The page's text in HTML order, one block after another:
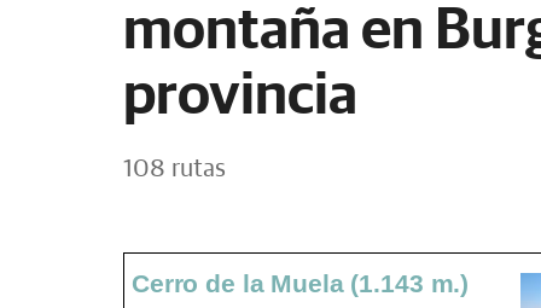
montaña en
provincia
108 rutas
Cerro de la Muela (1.143 m.)